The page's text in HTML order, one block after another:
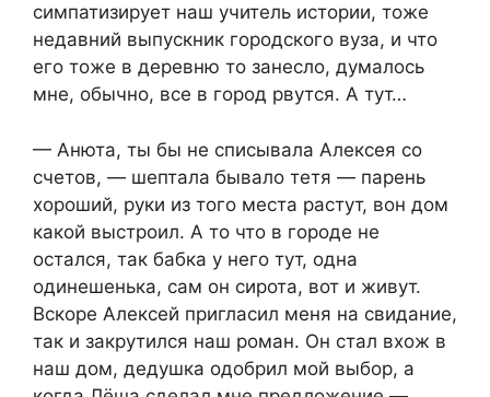
симпатизирует наш учитель истории, тоже
недавний выпускник городского вуза, и что
его тоже в деревню то занесло, думалось
мне, обычно, все в город рвутся. А тут…
— Анюта, ты бы не списывала Алексея со
счетов, — шептала бывало тетя — парень
хороший, руки из того места растут, вон дом
какой выстроил. А то что в городе не
остался, так бабка у него тут, одна
одинешенька, сам он сирота, вот и живут.
Вскоре Алексей пригласил меня на свидание,
так и закрутился наш роман. Он стал вхож в
наш дом, дедушка одобрил мой выбор, а